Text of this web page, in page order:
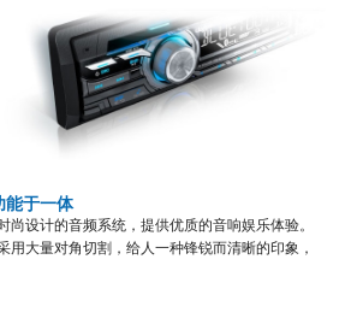
能于一体
尚设计的音频系统，提供优质的音响娱乐体验。
用大量对角切割，给人一种锋锐而清晰的印象，